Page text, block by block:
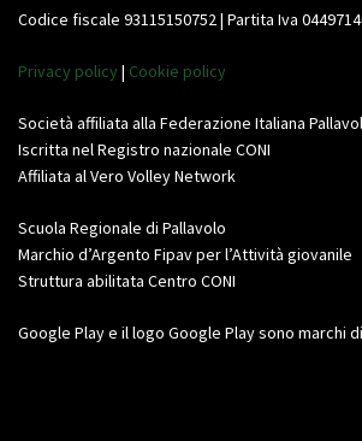
Codice fiscale 93115150752 | Partita Iva
Privacy policy | Cookie policy
Società affiliata alla Federazione Italiana
Iscritta nel Registro nazionale CONI
Affiliata al Vero Volley Network
Scuola Regionale di Pallavolo
Marchio d’Argento Fipav per l’Attività giovanile
Struttura abilitata Centro CONI
Google Play e il logo Google Play sono marchi